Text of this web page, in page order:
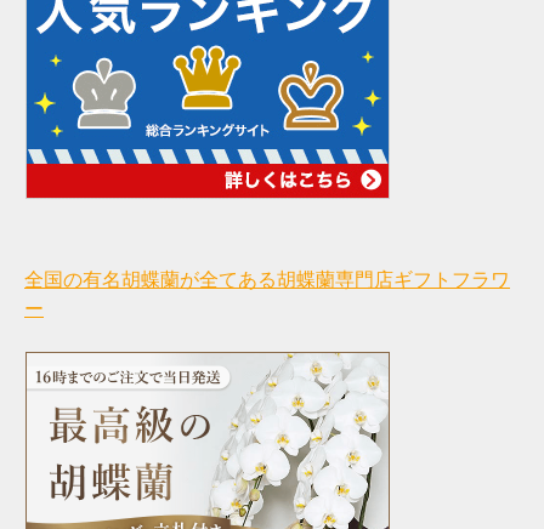
全国の有名胡蝶蘭が全てある胡蝶蘭専門店ギフトフラワ
ー